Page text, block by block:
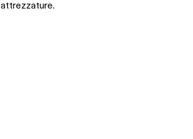
attrezzature.